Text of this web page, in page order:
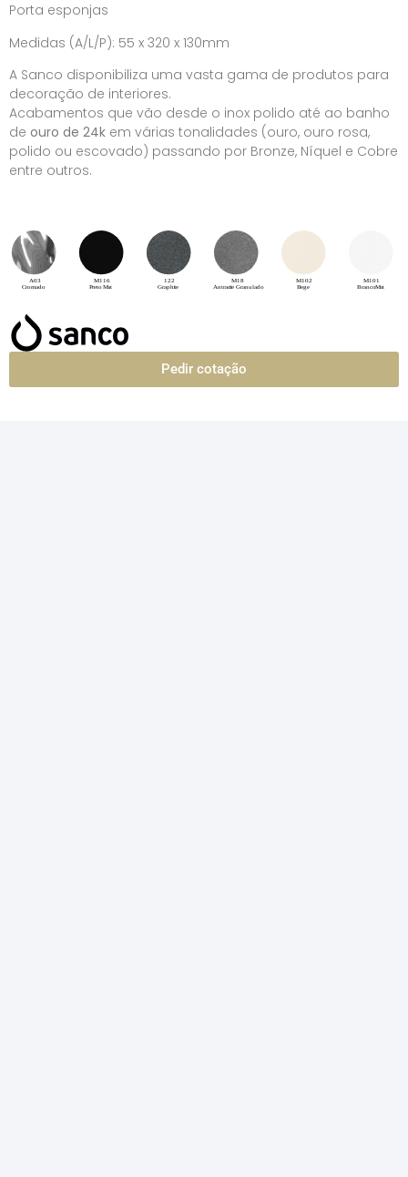
Porta esponjas
Medidas (A/L/P): 55 x 320 x 130mm
A Sanco disponibiliza uma vasta gama de produtos para
decoração de interiores.
Acabamentos que vão desde o inox polido até ao banho
de ouro de 24k em várias tonalidades (ouro, ouro rosa,
polido ou escovado) passando por Bronze, Níquel e Cobre
entre outros.
Pedir cotação